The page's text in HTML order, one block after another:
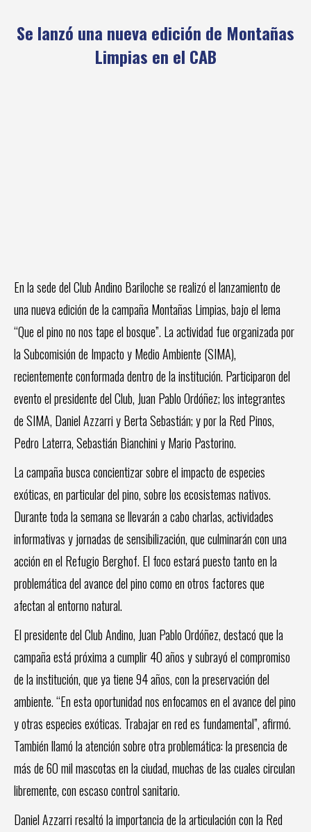
Se lanzó una nueva edición de Montañas
Limpias en el CAB
En la sede del Club Andino Bariloche se realizó el lanzamiento de
una nueva edición de la campaña Montañas Limpias, bajo el lema
“Que el pino no nos tape el bosque”. La actividad fue organizada por
la Subcomisión de Impacto y Medio Ambiente (SIMA),
recientemente conformada dentro de la institución. Participaron del
evento el presidente del Club, Juan Pablo Ordóñez; los integrantes
de SIMA, Daniel Azzarri y Berta Sebastián; y por la Red Pinos,
Pedro Laterra, Sebastián Bianchini y Mario Pastorino.
La campaña busca concientizar sobre el impacto de especies
exóticas, en particular del pino, sobre los ecosistemas nativos.
Durante toda la semana se llevarán a cabo charlas, actividades
informativas y jornadas de sensibilización, que culminarán con una
acción en el Refugio Berghof. El foco estará puesto tanto en la
problemática del avance del pino como en otros factores que
afectan al entorno natural.
El presidente del Club Andino, Juan Pablo Ordóñez, destacó que la
campaña está próxima a cumplir 40 años y subrayó el compromiso
de la institución, que ya tiene 94 años, con la preservación del
ambiente. “En esta oportunidad nos enfocamos en el avance del pino
y otras especies exóticas. Trabajar en red es fundamental”, afirmó.
También llamó la atención sobre otra problemática: la presencia de
más de 60 mil mascotas en la ciudad, muchas de las cuales circulan
libremente, con escaso control sanitario.
Daniel Azzarri resaltó la importancia de la articulación con la Red